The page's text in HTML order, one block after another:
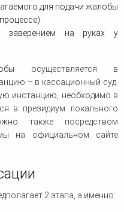
для подачи жалобы
заверением на руках у
осуществляется в
– в кассационный суд.
инстанцию, необходимо в
в президиум локального
также посредством
на официальном сайте
2 этапа, а именно: